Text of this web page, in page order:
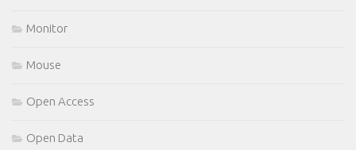
Monitor
Mouse
Open Access
Open Data